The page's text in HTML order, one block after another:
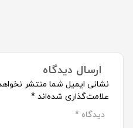
ارسال دیدگاه
نشانی ایمیل شما منتشر
علامت‌گذاری شده‌اند